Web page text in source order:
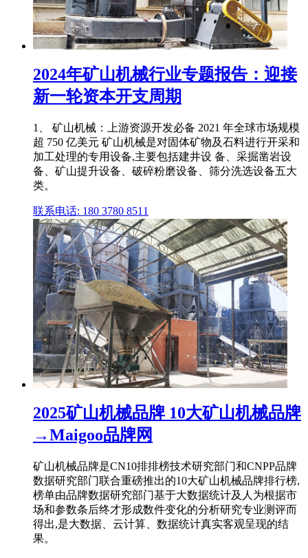
2024年矿山机械行业专题报告：迎接
新一轮资本开支周期
1、 矿山机械：上游资源开发必备 2021 年全球市场规模
超 750 亿美元 矿山机械是对固体矿物及石料进行开采和
加工处理的专用设备,主要包括建井设 备、采掘凿岩设
备、矿山提升设备、破碎粉磨设备、筛分洗选设备五大
类。
联系电话: 180 3780 8511
2025矿山机械品牌 10大矿山机械品牌
→Maigoo品牌网
矿山机械品牌是CN10排排榜技术研究部门和CNPP品牌
数据研究部门联合重磅推出的10大矿山机械品牌排行榜,
榜单由品牌数据研究部门基于大数据统计及人为根据市
场和参数条后终才形成数件变化的分析研究专业测评而
得出,是大数据、云计算、数据统计真实客观呈现的结
果。